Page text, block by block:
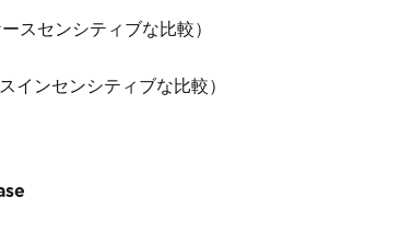
スセンシティブな比較）
スインセンシティブな比較）